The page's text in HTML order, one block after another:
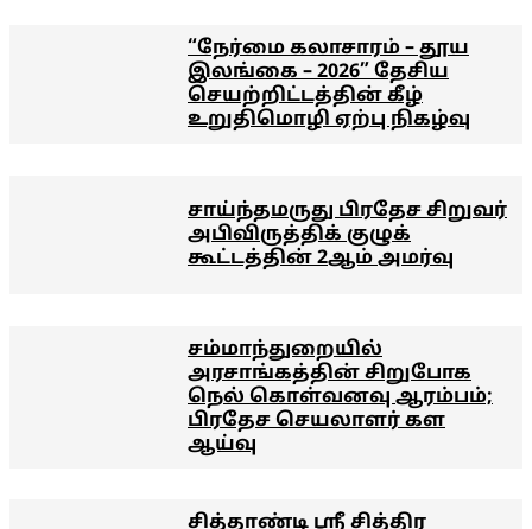
“நேர்மை கலாசாரம் – தூய
இலங்கை – 2026” தேசிய
செயற்றிட்டத்தின் கீழ்
உறுதிமொழி ஏற்பு நிகழ்வு
சாய்ந்தமருது பிரதேச சிறுவர்
அபிவிருத்திக் குழுக்
கூட்டத்தின் 2ஆம் அமர்வு
சம்மாந்துறையில்
அரசாங்கத்தின் சிறுபோக
நெல் கொள்வனவு ஆரம்பம்;
பிரதேச செயலாளர் கள
ஆய்வு
சித்தாண்டி ஸ்ரீ சித்திர